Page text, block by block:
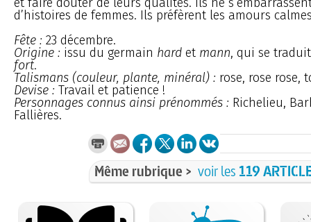
d’histoires de femmes. Ils préfèrent les amours
Fête : 23 décembre.
Origine : issu du germain hard et mann, qui se
fort.
Talismans (couleur, plante, minéral) : rose, rose rose,
Devise : Travail et patience !
Personnages connus ainsi prénommés : Richelieu,
Fallières.
Même rubrique > voir les 119